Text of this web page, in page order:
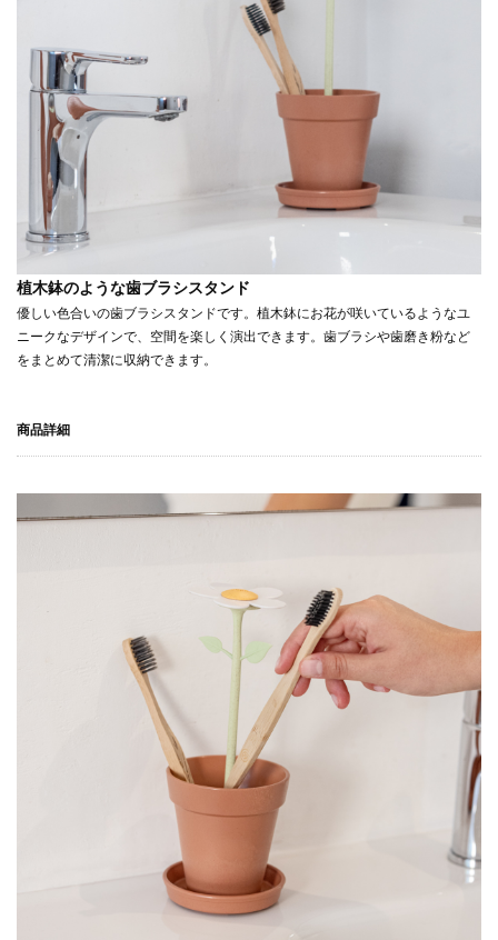
植木鉢のような歯ブラシスタンド
優しい色合いの歯ブラシスタンドです。植木鉢にお花が咲いているようなユ
ニークなデザインで、空間を楽しく演出できます。歯ブラシや歯磨き粉など
をまとめて清潔に収納できます。
商品詳細